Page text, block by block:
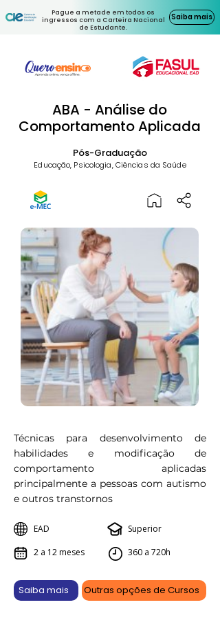
Pague a metade em todos os
ingressos com a Carteira Nacional
de Estudante.
Saiba mais
ABA - Análise do
Comportamento Aplicada
Pós-Graduação
Educação, Psicologia, Ciências da Saúde
Técnicas para desenvolvimento de
habilidades e modificação de
comportamento aplicadas
principalmente a pessoas com autismo
e outros transtornos
EAD
2 a 12 meses
Superior
360 a 720h
Saiba mais Outras opções de Cursos